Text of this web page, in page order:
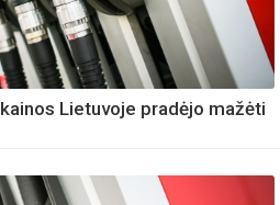
Lietuvoje pradėjo mažėti